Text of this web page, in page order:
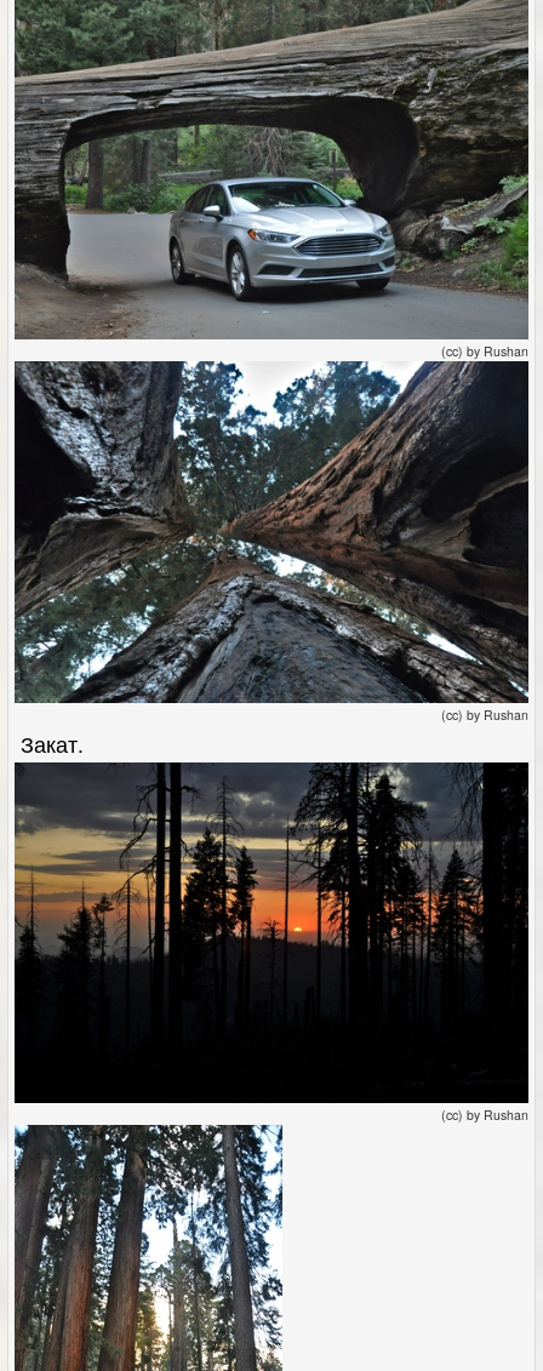
(cc) by Rushan
(cc) by Rushan
Закат.
(cc) by Rushan